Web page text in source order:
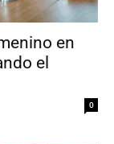
en
el
0